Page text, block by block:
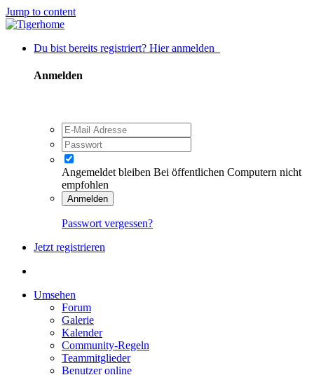
Jump to content
Du bist bereits registriert? Hier anmelden
Anmelden
Angemeldet bleiben Bei öffentlichen Computern nicht
empfohlen
Anmelden
Passwort vergessen?
Jetzt registrieren
Umsehen
Forum
Galerie
Kalender
Community-Regeln
Teammitglieder
Benutzer online